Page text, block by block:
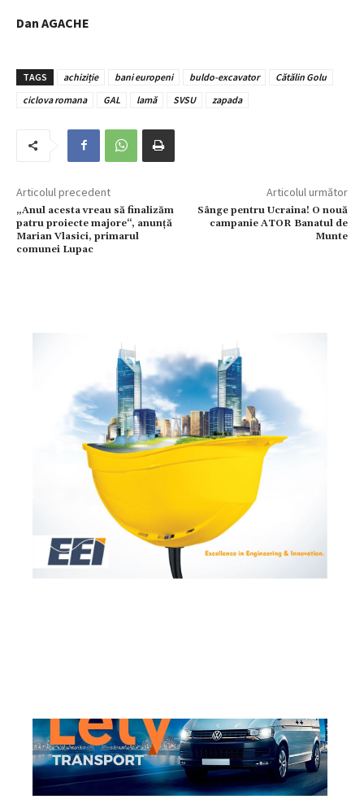
Dan AGACHE
TAGS achiziție bani europeni buldo-excavator
Cătălin Golu
ciclova romana
GAL lamă SVSU zapada
Articolul precedent
„Anul acesta vreau să finalizăm
patru proiecte majore“, anunță
Marian Vlasici, primarul
comunei Lupac
Articolul următor
Sânge pentru Ucraina! O nouă
campanie ATOR Banatul de
Munte